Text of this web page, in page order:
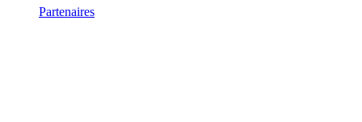
Partenaires